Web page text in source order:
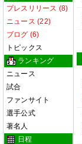
プレスリリース (8)
ニュース (22)
ブログ (6)
トピックス
ランキング
ニュース
試合
ファンサイト
選手公式
著名人
日程